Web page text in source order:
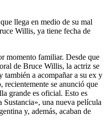
llega en medio de su mal
Willis, ya tiene fecha de
momento familiar. Desde que
de Bruce Willis, la actriz se
también a acompañar a su ex y
recientemente se anunció que
grande es oficial. Esto es
Sustancia», una nueva película
y, además, acaban de